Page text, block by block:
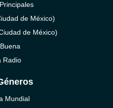
de México)
de México)
Radio
Mundial